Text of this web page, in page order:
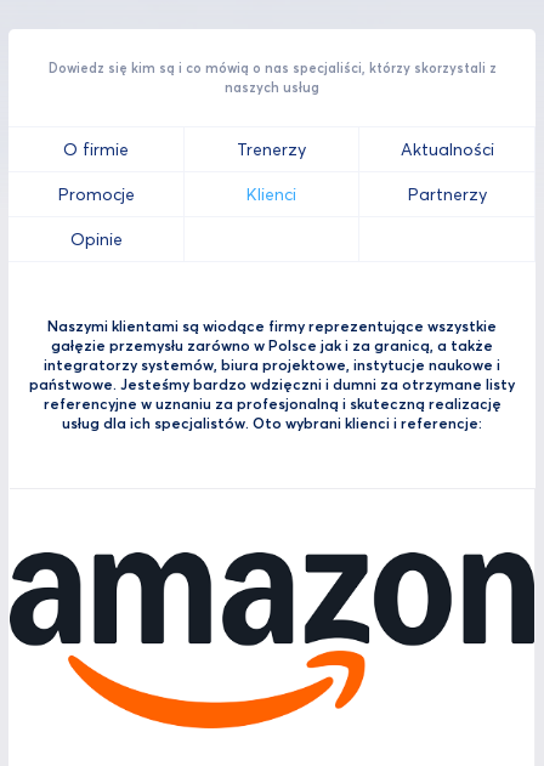
Dowiedz się kim są i co mówią o nas specjaliści, którzy skorzystali z
naszych usług
O firmie Trenerzy Aktualności
Promocje Klienci Partnerzy
Opinie
Naszymi klientami są wiodące firmy reprezentujące wszystkie
gałęzie przemysłu zarówno w Polsce jak i za granicą, a także
integratorzy systemów, biura projektowe, instytucje naukowe i
państwowe. Jesteśmy bardzo wdzięczni i dumni za otrzymane listy
referencyjne w uznaniu za profesjonalną i skuteczną realizację
usług dla ich specjalistów. Oto wybrani klienci i referencje: